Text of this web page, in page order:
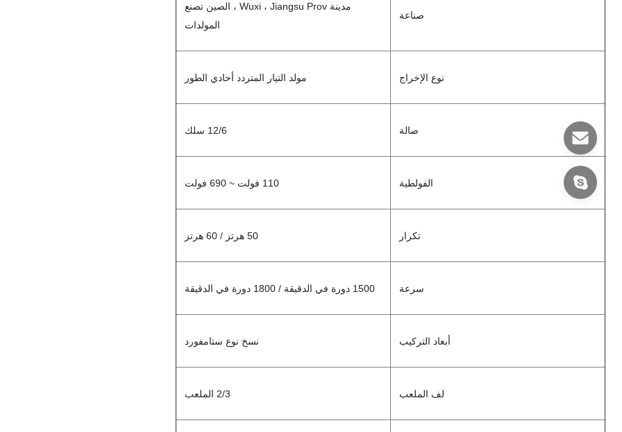
صناعة
مدينة Wuxi ، Jiangsu Prov ، الصين تصنع
المولدات
نوع الإخراج مولد التيار المتردد أحادي الطور
صالة 12/6 سلك
الفولطية 110 فولت ~ 690 فولت
تكرار 50 هرتز / 60 هرتز
سرعة 1500 دورة في الدقيقة / 1800 دورة في الدقيقة
أبعاد التركيب نسخ نوع ستامفورد
لف الملعب 2/3 الملعب